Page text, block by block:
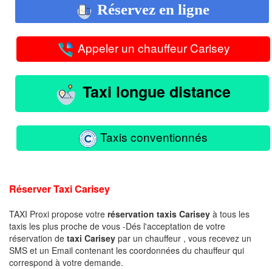
Réservez en ligne
Appeler un chauffeur Carisey
Taxi longue distance
Taxis conventionnés
Réserver Taxi Carisey
TAXI Proxi propose votre réservation taxis Carisey à tous les
taxis les plus proche de vous -Dés l'acceptation de votre
réservation de taxi Carisey par un chauffeur , vous recevez un
SMS et un Email contenant les coordonnées du chauffeur qui
correspond à votre demande.